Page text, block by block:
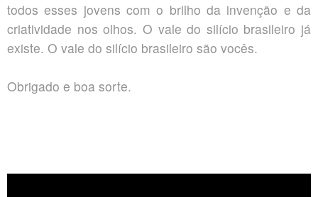
todos esses jovens com o brilho da invenção e da
criatividade nos olhos. O vale do silício brasileiro já
existe. O vale do silício brasileiro são vocês.
Obrigado e boa sorte.